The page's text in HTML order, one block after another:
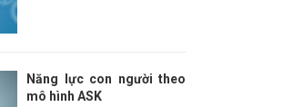
Năng lực con người theo
mô hình ASK